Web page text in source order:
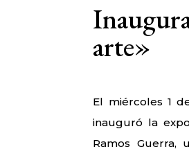
arte»
El miércoles 1
inauguró la
Ramos Guerra,